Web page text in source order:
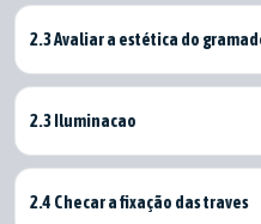
2.3 Avaliar a estética do
2.3 Iluminacao
2.4 Checar a fixação das traves